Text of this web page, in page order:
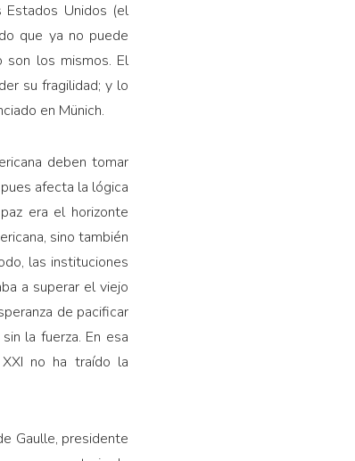
Unidos (el
que ya no puede
son los mismos. El
su fragilidad; y lo
en Münich.
deben tomar
afecta la lógica
era el horizonte
sino también
las instituciones
a superar el viejo
de pacificar
la fuerza. En esa
no ha traído la
Gaulle, presidente